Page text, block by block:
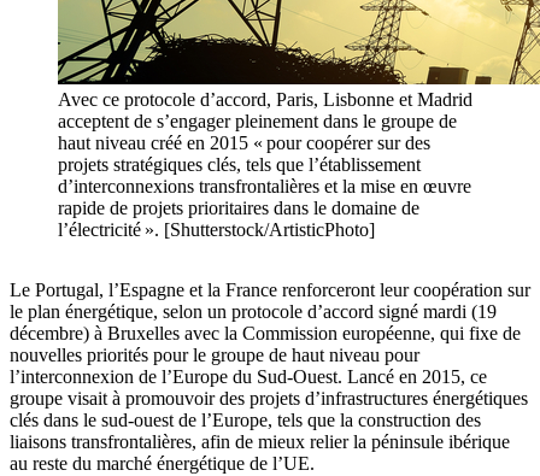
Avec ce protocole d’accord, Paris, Lisbonne et Madrid
acceptent de s’engager pleinement dans le groupe de
haut niveau créé en 2015 « pour coopérer sur des
projets stratégiques clés, tels que l’établissement
d’interconnexions transfrontalières et la mise en œuvre
rapide de projets prioritaires dans le domaine de
l’électricité ». [Shutterstock/ArtisticPhoto]
Le Portugal, l’Espagne et la France renforceront leur coopération sur
le plan énergétique, selon un protocole d’accord signé mardi (19
décembre) à Bruxelles avec la Commission européenne, qui fixe de
nouvelles priorités pour le groupe de haut niveau pour
l’interconnexion de l’Europe du Sud-Ouest. Lancé en 2015, ce
groupe visait à promouvoir des projets d’infrastructures énergétiques
clés dans le sud-ouest de l’Europe, tels que la construction des
liaisons transfrontalières, afin de mieux relier la péninsule ibérique
au reste du marché énergétique de l’UE.